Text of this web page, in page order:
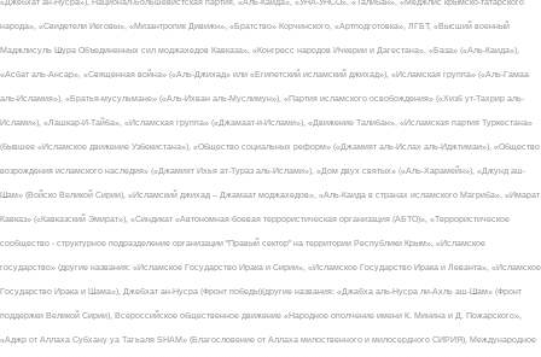
народа», «Свидетели Иеговы», «Мизантропик Дивижн», «Братство» Корчинского, «Артподготовка», ЛГБТ, «Высший военный
Маджлисуль Шура Объединенных сил моджахедов Кавказа», «Конгресс народов Ичкерии и Дагестана», «База» («Аль-Каида»),
«Асбат аль-Ансар», «Священная война» («Аль-Джихад» или «Египетский исламский джихад»), «Исламская группа» («Аль-Гамаа
аль-Исламия»), «Братья-мусульмане» («Аль-Ихван аль-Муслимун»), «Партия исламского освобождения» («Хизб ут-Тахрир аль-
Ислами»), «Лашкар-И-Тайба», «Исламская группа» («Джамаат-и-Ислами»), «Движение Талибан», «Исламская партия Туркестана»
(бывшее «Исламское движение Узбекистана»), «Общество социальных реформ» («Джамият аль-Ислах аль-Иджтимаи»), «Общество
возрождения исламского наследия» («Джамият Ихья ат-Тураз аль-Ислами»), «Дом двух святых» («Аль-Харамейн»), «Джунд аш-
Шам» (Войско Великой Сирии), «Исламский джихад – Джамаат моджахедов», «Аль-Каида в странах исламского Магриба», «Имарат
Кавказ» («Кавказский Эмират»), «Синдикат «Автономная боевая террористическая организация (АБТО)», «Террористическое
сообщество - структурное подразделение организации "Правый сектор" на территории Республики Крым», «Исламское
государство» (другие названия: «Исламское Государство Ирака и Сирии», «Исламское Государство Ирака и Леванта», «Исламское
Государство Ирака и Шама»), Джебхат ан-Нусра (Фронт победы)(другие названия: «Джабха аль-Нусра ли-Ахль аш-Шам» (Фронт
поддержки Великой Сирии), Всероссийское общественное движение «Народное ополчение имени К. Минина и Д. Пожарского»,
«Аджр от Аллаха Субхану уа Тагьаля SHAM» (Благословение от Аллаха милоственного и милосердного СИРИЯ), Международное